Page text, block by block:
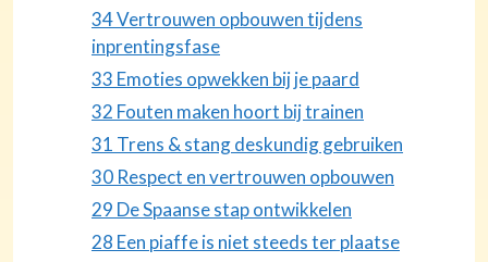
34 Vertrouwen opbouwen tijdens
inprentingsfase
33 Emoties opwekken bij je paard
32 Fouten maken hoort bij trainen
31 Trens & stang deskundig gebruiken
30 Respect en vertrouwen opbouwen
29 De Spaanse stap ontwikkelen
28 Een piaffe is niet steeds ter plaatse